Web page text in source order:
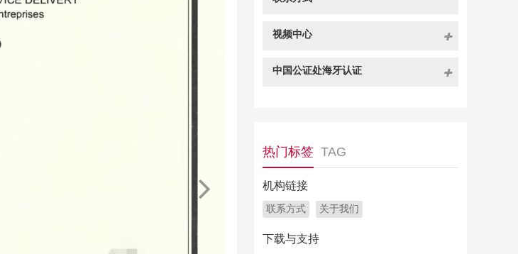
视频中心
中国公证处海牙认证
热门标签 TAG
机构链接
联系方式 关于我们
下载与支持